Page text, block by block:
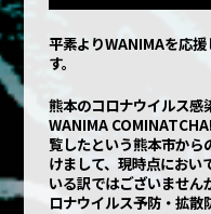
平素よりWANIMAを応
す。
熊本のコロナウイルス
WANIMA
覧したという熊本市から
けまして、現時点におい
いる訳ではございません
ロナウイルス予防・拡散